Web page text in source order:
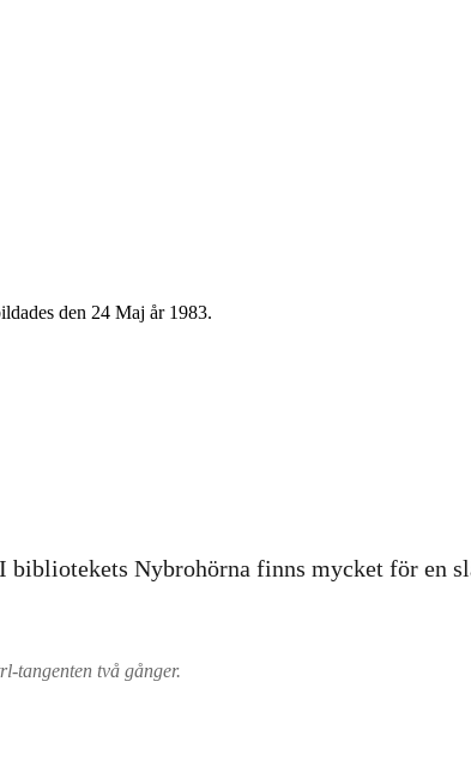
den 24 Maj år 1983.
I bibliotekets Nybrohörna finns mycket för en
tangenten två gånger.